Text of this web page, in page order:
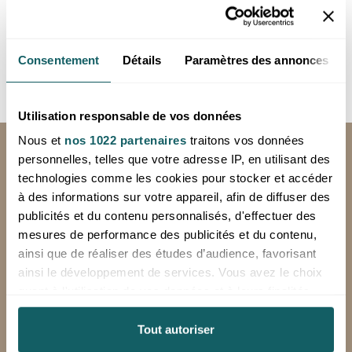
Consentement Détails Paramètres des annonces
Utilisation responsable de vos données
Nous et nos 1022 partenaires traitons vos données
personnelles, telles que votre adresse IP, en utilisant des
technologies comme les cookies pour stocker et accéder
à des informations sur votre appareil, afin de diffuser des
publicités et du contenu personnalisés, d'effectuer des
mesures de performance des publicités et du contenu,
ainsi que de réaliser des études d’audience, favorisant
ainsi le développement de services. Vous avez le choix
Vous pouvez modifier ou retirer votre consentement à
tout moment en consultant la Déclaration relative aux
cookies ou en cliquant sur l'icône de confidentialité.
Tout autoriser
de la bijouterie et aux créateurs indépendants.
Nos perles sont soigneusement sélectionnées pour garantir
LIVRAISON GRATUITE
en France métropolitaine, hors corse en
24 à 72h (jours ouvrés), à partir de 250€
HT d'achat
*Hors livraison spéciale (Chronopost, sur palette)
Minimum de commande: 100€ HT